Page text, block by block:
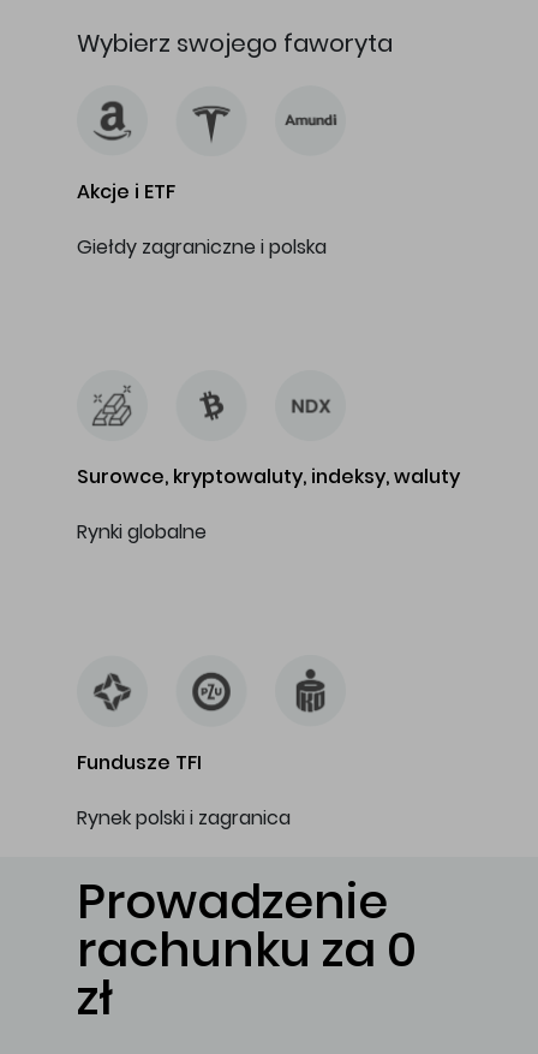
Wybierz swojego faworyta
Akcje i ETF
Giełdy zagraniczne i polska
Surowce, kryptowaluty, indeksy, waluty
Rynki globalne
Fundusze TFI
Rynek polski i zagranica
Prowadzenie
rachunku za 0
zł